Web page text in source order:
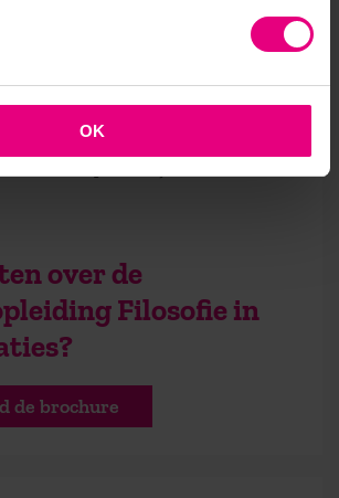
OK
filosofie je helpt om je organisatie
de mogelijkheden van de
hand liggend, maar de juiste
over de
Filosofie in
de brochure